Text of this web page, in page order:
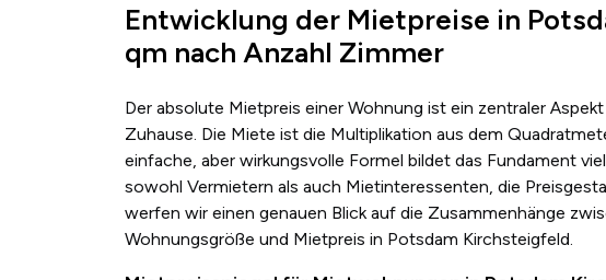
Entwicklung der Mietpreise in
qm nach Anzahl Zimmer
Der absolute Mietpreis einer Wohnung ist ein zentraler
Zuhause. Die Miete ist die Multiplikation aus dem
einfache, aber wirkungsvolle Formel bildet das Fundament
sowohl Vermietern als auch Mietinteressenten, die
werfen wir einen genauen Blick auf die Zusammenhänge
Wohnungsgröße und Mietpreis in Potsdam Kirchsteigfeld.